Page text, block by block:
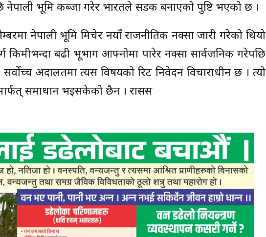
नेपाली भूमि कब्जा गरेर भारतले सडक बनाएको पुष्टि भएको छ ।
नेपाली भूमि मिचेर नयाँ राजनीतिक नक्सा जारी गरेको थियो
किमीभन्दा बढी भूभाग आफ्नोमा पारेर नक्सा सार्वजनिक गरेपछि
अदालतमा त्यस विषयको रिट निवेदन विचाराधीन छ । त्यो
समाधान भइसकेको छैन । रासस